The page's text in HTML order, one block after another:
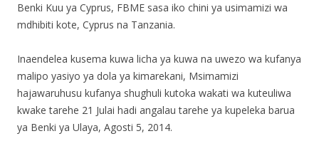
Benki Kuu ya Cyprus, FBME sasa iko chini ya usimamizi wa
mdhibiti kote, Cyprus na Tanzania.
Inaendelea kusema kuwa licha ya kuwa na uwezo wa kufanya
malipo yasiyo ya dola ya kimarekani, Msimamizi
hajawaruhusu kufanya shughuli kutoka wakati wa kuteuliwa
kwake tarehe 21 Julai hadi angalau tarehe ya kupeleka barua
ya Benki ya Ulaya, Agosti 5, 2014.